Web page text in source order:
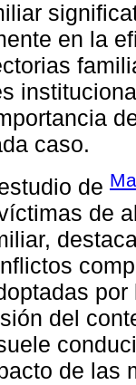
en la
caso.
de
de
del
de las